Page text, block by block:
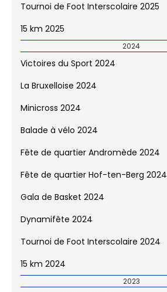
Tournoi de Foot Interscolaire 2025
15 km 2025
2024
Victoires du Sport 2024
La Bruxelloise 2024
Minicross 2024
Balade à vélo 2024
Fête de quartier Andromède 2024
Fête de quartier Hof-ten-Berg 2024
Gala de Basket 2024
Dynamifête 2024
Tournoi de Foot Interscolaire 2024
15 km 2024
2023